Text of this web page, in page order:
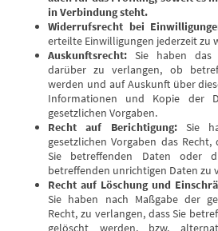
in Verbindung steht.
Widerrufsrecht bei
erteilte Einwilligungen jederzeit zu
Auskunftsrecht: Sie haben das
darüber zu verlangen, ob
werden und auf Auskunft über
Informationen und Kopie der
gesetzlichen Vorgaben.
Recht auf Berichtigung:Sie
gesetzlichen Vorgaben das
Sie betreffenden Daten oder
betreffenden unrichtigen Daten zu
Recht auf Löschung und
Sie haben nach Maßgabe der
Recht, zu verlangen, dass Sie